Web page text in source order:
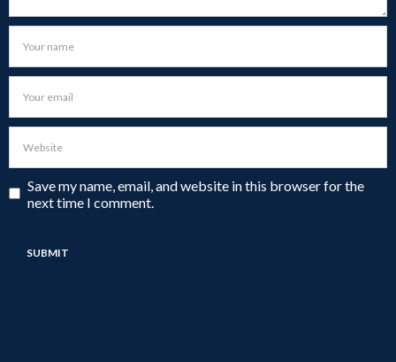
Save my name, email, and website in this browser for the
next time I comment.